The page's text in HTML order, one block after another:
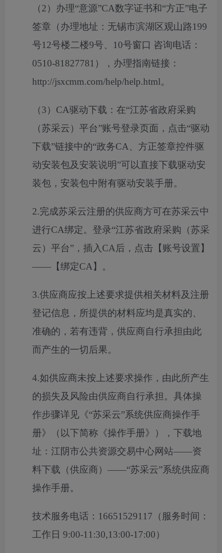
（2）办理“意源”CA数字证书和“方正”电子
签章（办理地址：无锡市滨湖区观山路199
号12号楼二楼9号、10号窗口 咨询电话：
0510-81827781），办理指南链接：
http://jsxcmm.com/help/help.html。
（3）CA驱动下载：在“江苏省政府采购
（苏采云）平台”账号登录页面，点击“驱动
下载”链接中的“政务CA、方正签章控件驱
动安装包及安装说明”可以直接下载驱动安
装包，安装包中附有驱动安装手册。
2.完成苏采云注册的供应商方可在苏采云中
进行CA绑定。登录“江苏省政府采购（苏采
云）平台”，插入CA后，点击【账号设置】
——【绑定CA】。
3.供应商应按上述要求提供相关材料及注册
登记信息，所提供的材料应均是真实的、
准确的，若有违背，供应商自行承担由此
而产生的一切后果。
4.如供应商未按上述要求操作，由此所产生
的损失及风险由供应商自行承担。具体操
作步骤详见《“苏采云”系统供应商操作手
册》（以下简称《操作手册》），下载地
址：江阴市公共资源交易中心网站——资
料下载（供应商）——“苏采云”系统供应商
操作手册。
技术服务电话： 16651529117（服务时间：
工作日 9:00-11:30,13:00-17:00）